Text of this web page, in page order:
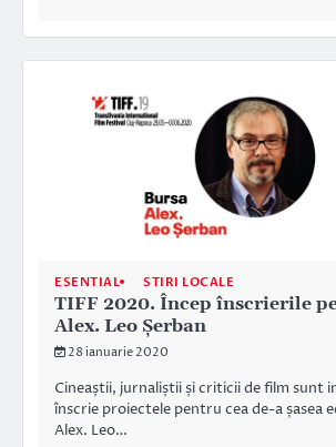
ESENTIAL STIRI LOCALE
TIFF 2020. Încep înscrierile
Alex. Leo Șerban
28 ianuarie 2020
Cineaștii, jurnaliștii și criticii de film sunt
înscrie proiectele pentru cea de-a șasea
Alex. Leo…